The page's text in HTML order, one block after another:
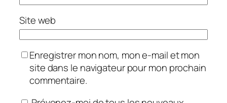
Site web
Enregistrer mon nom, mon e-mail et mon
site dans le navigateur pour mon prochain
commentaire.